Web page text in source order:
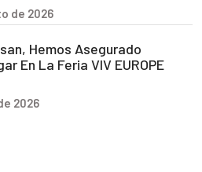
de 2026
Hemos Asegurado
En La Feria VIV EUROPE
2026